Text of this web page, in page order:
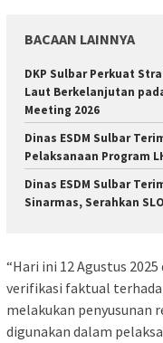
BACAAN LAINNYA
DKP Sulbar Perkuat
Laut Berkelanjutan
Meeting 2026
Dinas ESDM Sulbar
Pelaksanaan Program
Dinas ESDM Sulbar
Sinarmas, Serahkan
“Hari ini 12 Agustus
verifikasi faktual
melakukan penyusunan
digunakan dalam